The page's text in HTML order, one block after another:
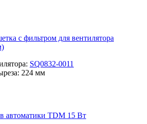
с фильтром для вентилятора
SQ0832-0011
224 мм
автоматики TDM 15 Вт